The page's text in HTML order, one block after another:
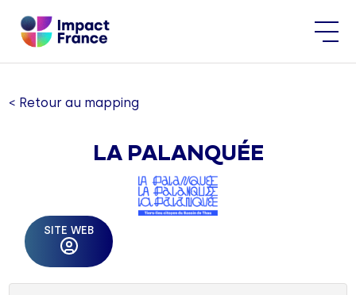
< Retour au mapping
LA PALANQUÉE
SITE WEB